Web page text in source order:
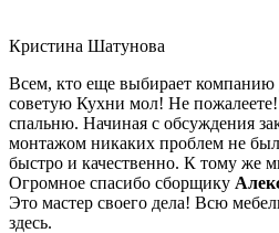
Кристина Шатунова
Всем, кто еще выбирает компанию
советую Кухни мол! Не
спальню. Начиная с обсуждения
монтажом никаких проблем не
быстро и качественно. К тому же
Огромное спасибо сборщику
Это мастер своего дела! Всю
здесь.